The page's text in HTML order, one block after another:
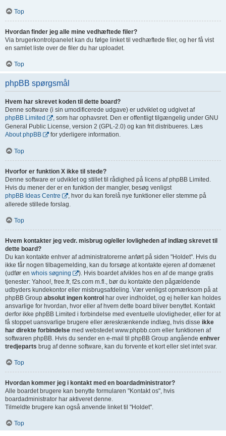
Top
Hvordan finder jeg alle mine vedhæftede filer?
Via brugerkontrolpanelet kan du følge linket til vedhæftede filer, og her få vist
en samlet liste over de filer du har uploadet.
Top
phpBB spørgsmål
Hvem har skrevet koden til dette board?
Denne software (i sin umodificerede udgave) er udviklet og udgivet af
phpBB Limited
, som har ophavsret. Den er offentligt tilgængelig under GNU
General Public License, version 2 (GPL-2.0) og kan frit distribueres. Læs
About phpBB
for yderligere information.
Top
Hvorfor er funktion X ikke til stede?
Denne software er udviklet og stillet til rådighed på licens af phpBB Limited.
Hvis du mener der er en funktion der mangler, besøg venligst
phpBB Ideas Centre
, hvor du kan forelå nye funktioner eller stemme på
allerede stillede forslag.
Top
Hvem kontakter jeg vedr. misbrug og/eller lovligheden af indlæg skrevet til
dette board?
Du kan kontakte enhver af administratorerne anført på siden "Holdet". Hvis du
ikke får nogen tilbagemelding, kan du forsøge at kontakte ejeren af domænet
(udfør en whois søgning
). Hvis boardet afvikles hos en af de mange gratis
tjenester: Yahoo!, free.fr, f2s.com m.fl., bør du kontakte den pågældende
udbyders kundekontor eller misbrugsafdeling. Vær venligst opmærksom på at
phpBB Group absolut ingen kontrol har over indholdet, og ej heller kan holdes
ansvarlige for hvordan, hvor eller af hvem dette board bliver benyttet. Kontakt
derfor ikke phpBB Limited i forbindelse med eventuelle ulovligheder, eller for at
få stoppet uansvarlige brugere eller æreskrænkende indlæg, hvis disse ikke
har direkte forbindelse med webstedet www.phpbb.com eller funktionen af
softwaren phpBB. Hvis du sender en e-mail til phpBB Group angående enhver
tredjeparts brug af denne software, kan du forvente et kort eller slet intet svar.
Top
Hvordan kommer jeg i kontakt med en boardadministrator?
Alle boardet brugere kan benytte formularen "Kontakt os", hvis
boardadministrator har aktiveret denne.
Tilmeldte brugere kan også anvende linket til "Holdet".
Top